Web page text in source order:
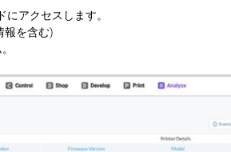
アクセスします。
報を含む)